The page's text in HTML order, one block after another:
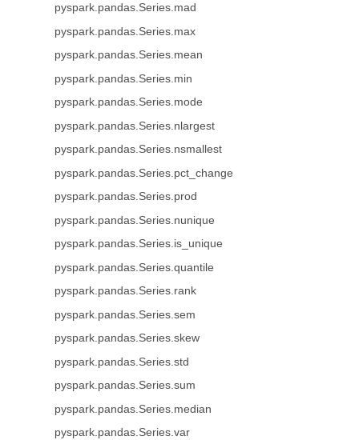
pyspark.pandas.Series.mad
pyspark.pandas.Series.max
pyspark.pandas.Series.mean
pyspark.pandas.Series.min
pyspark.pandas.Series.mode
pyspark.pandas.Series.nlargest
pyspark.pandas.Series.nsmallest
pyspark.pandas.Series.pct_change
pyspark.pandas.Series.prod
pyspark.pandas.Series.nunique
pyspark.pandas.Series.is_unique
pyspark.pandas.Series.quantile
pyspark.pandas.Series.rank
pyspark.pandas.Series.sem
pyspark.pandas.Series.skew
pyspark.pandas.Series.std
pyspark.pandas.Series.sum
pyspark.pandas.Series.median
pyspark.pandas.Series.var